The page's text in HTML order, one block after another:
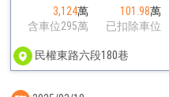
3,124萬
含車位295萬
101.98萬
已扣除車位
民權東路六段180巷